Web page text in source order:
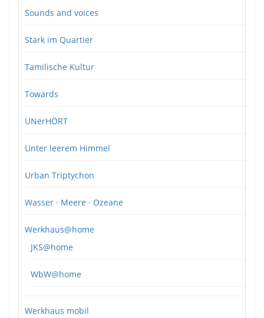
Sounds and voices
Stark im Quartier
Tamilische Kultur
Towards
UNerHÖRT
Unter leerem Himmel
Urban Triptychon
Wasser · Meere · Ozeane
Werkhaus@home
JKS@home
WbW@home
Werkhaus mobil